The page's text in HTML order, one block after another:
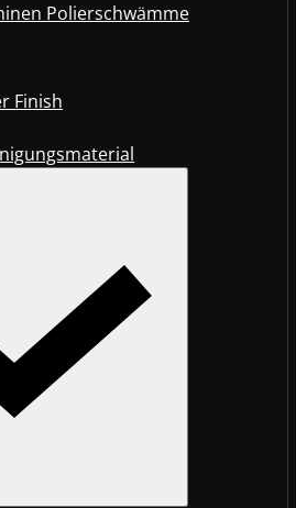
Polierschwämme
Finish